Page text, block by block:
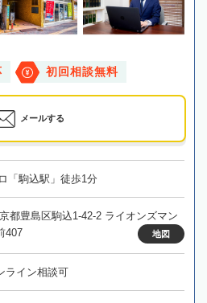
初回相談無料
メールする
「駒込駅」徒歩1分
都豊島区駒込1-42-2 ライオンズマン
407
地図
ライン相談可